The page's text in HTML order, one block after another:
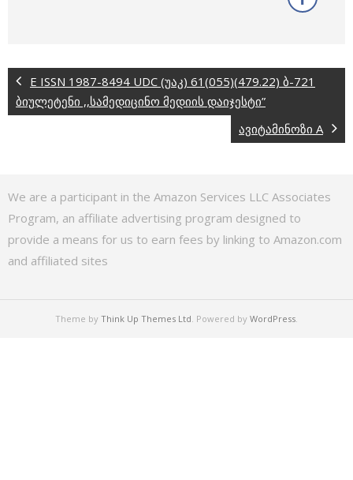
E ISSN 1987-8494 UDC (უაკ) 61(055)(479.22) ბ-721
ბიულეტენი ,,სამედიცინო მედიის დაიჯესტი”
ავიტამინოზი A
We are a participant in the Amazon Services LLC Associates
Program, an affiliate advertising program designed to
provide a means for us to earn fees by linking to Amazon.com
and affiliated sites
Theme by Think Up Themes Ltd. Powered by WordPress.